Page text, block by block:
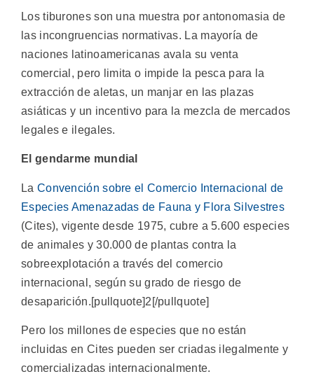
Los tiburones son una muestra por antonomasia de
las incongruencias normativas. La mayoría de
naciones latinoamericanas avala su venta
comercial, pero limita o impide la pesca para la
extracción de aletas, un manjar en las plazas
asiáticas y un incentivo para la mezcla de mercados
legales e ilegales.
El gendarme mundial
La Convención sobre el Comercio Internacional de
Especies Amenazadas de Fauna y Flora Silvestres
(Cites), vigente desde 1975, cubre a 5.600 especies
de animales y 30.000 de plantas contra la
sobreexplotación a través del comercio
internacional, según su grado de riesgo de
desaparición.[pullquote]2[/pullquote]
Pero los millones de especies que no están
incluidas en Cites pueden ser criadas ilegalmente y
comercializadas internacionalmente.